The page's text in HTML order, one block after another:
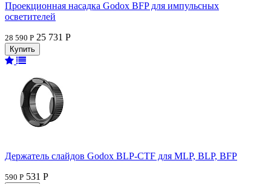
Проекционная насадка Godox BFP для импульсных
осветителей
28 590 Р 25 731 Р
Держатель слайдов Godox BLP-CTF для MLP, BLP, BFP
590 Р 531 Р